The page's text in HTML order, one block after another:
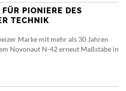
PIONIERE DES
TECHNIK
Marke mit mehr als 30 Jahren
Novonaut N-42 erneut Maßstäbe in